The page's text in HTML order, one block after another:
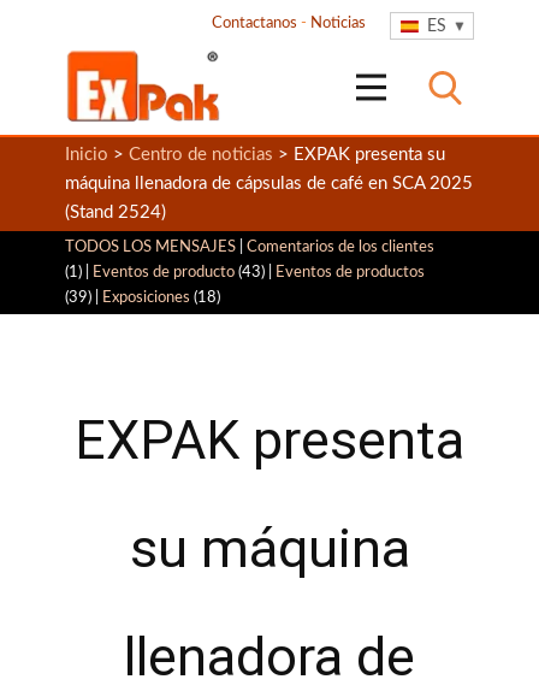
ES
Contactanos - Noticias
Inicio > Centro de noticias > EXPAK presenta su
máquina llenadora de cápsulas de café en SCA 2025
(Stand 2524)
TODOS LOS MENSAJES
Comentarios de los clientes
(1) |
Eventos de producto (43) |
Eventos de productos
(39) |
Exposiciones (18)
EXPAK presenta
su máquina
llenadora de